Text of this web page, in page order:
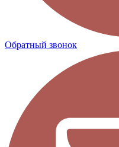
Обратный звонок